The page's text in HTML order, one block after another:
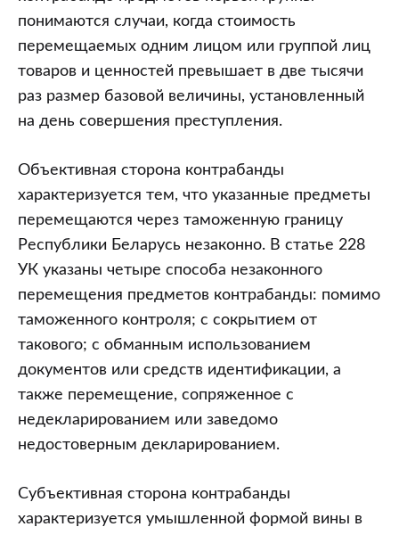
понимаются случаи, когда стоимость
перемещаемых одним лицом или группой лиц
товаров и ценностей превышает в две тысячи
раз размер базовой величины, установленный
на день совершения преступления.
Объективная сторона контрабанды
характеризуется тем, что указанные предметы
перемещаются через таможенную границу
Республики Беларусь незаконно. В статье 228
УК указаны четыре способа незаконного
перемещения предметов контрабанды: помимо
таможенного контроля; с сокрытием от
такового; с обманным использованием
документов или средств идентификации, а
также перемещение, сопряженное с
недекларированием или заведомо
недостоверным декларированием.
Субъективная сторона контрабанды
характеризуется умышленной формой вины в